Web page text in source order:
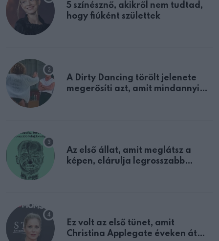
5 színésznő, akikről nem tudtad,
hogy fiúként születtek
A Dirty Dancing törölt jelenete
megerősíti azt, amit mindannyian
Az első állat, amit meglátsz a
képen, elárulja legrosszabb
Ez volt az első tünet, amit
Christina Applegate éveken át